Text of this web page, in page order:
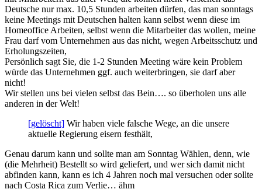
Deutsche nur max. 10,5 Stunden arbeiten dürfen, das man sonntags
keine Meetings mit Deutschen halten kann selbst wenn diese im
Homeoffice Arbeiten, selbst wenn die Mitarbeiter das wollen, meine
Frau darf vom Unternehmen aus das nicht, wegen Arbeitsschutz und
Erholungszeiten,
Persönlich sagt Sie, die 1-2 Stunden Meeting wäre kein Problem
würde das Unternehmen ggf. auch weiterbringen, sie darf aber
nicht!
Wir stellen uns bei vielen selbst das Bein…. so überholen uns alle
anderen in der Welt!
[gelöscht] Wir haben viele falsche Wege, an die unsere
aktuelle Regierung eisern festhält,
Genau darum kann und sollte man am Sonntag Wählen, denn, wie
(die Mehrheit) Bestellt so wird geliefert, und wer sich damit nicht
abfinden kann, kann es ich 4 Jahren noch mal versuchen oder sollte
nach Costa Rica zum Verlie… ähm